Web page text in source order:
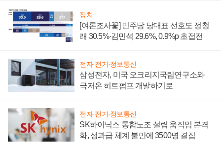
정치
[여론조사꽃] 민주당 당대표 선호도 정청
래 30.5%·김민석 29.6%, 0.9%p 초접전
전자·전기·정보통신
삼성전자, 미국 오크리지국립연구소와
극저온 히트펌프 개발하기로
전자·전기·정보통신
SK하이닉스 통합노조 설립 움직임 본격
화, 성과급 체계 불만에 3500명 결집